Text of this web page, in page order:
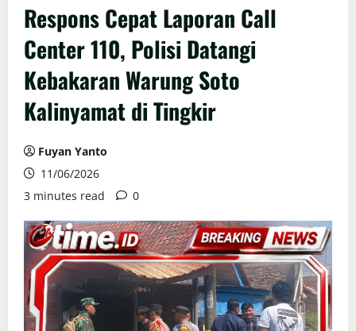
Respons Cepat Laporan Call
Center 110, Polisi Datangi
Kebakaran Warung Soto
Kalinyamat di Tingkir
Fuyan Yanto
11/06/2026
3 minutes read
0